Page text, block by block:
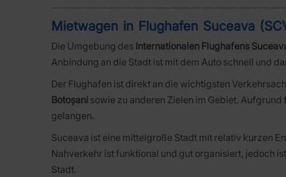
Mietwagen in Flughafen Suceava
Die Umgebung des Internationalen Flughafens
Anbindung an die Stadt ist mit dem Auto schnell und
Der Flughafen ist direkt an die wichtigsten
Botoșani sowie zu anderen Zielen im Gebiet.
gelangen.
Suceava ist eine mittelgroße Stadt mit relativ kurzen
Nahverkehr ist funktional und gut organisiert, jedoch
Stadt.